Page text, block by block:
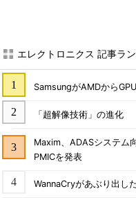
エレクトロニクス 記事ラ
SamsungがAMDから
「超解像技術」の進化
Maxim、ADASシステム
PMICを発表
WannaCryがあぶり出し